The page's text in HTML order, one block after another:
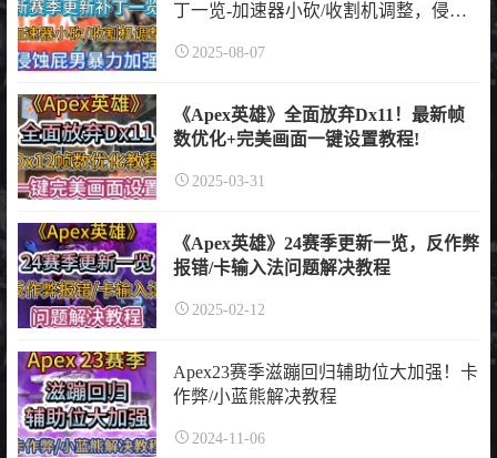
丁一览-加速器小砍/收割机调整，侵蚀
新内容
2025-08-07
《Apex英雄》全面放弃Dx11！最新帧
数优化+完美画面一键设置教程!
2025-03-31
《Apex英雄》24赛季更新一览， 反作弊
报错/卡输入法问题解决教程
2025-02-12
Apex23赛季滋蹦回归辅助位大加强！卡
作弊/小蓝熊解决教程
2024-11-06